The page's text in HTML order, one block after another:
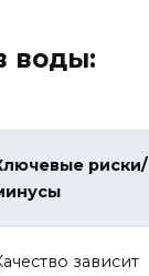
воды:
риски/
зависит